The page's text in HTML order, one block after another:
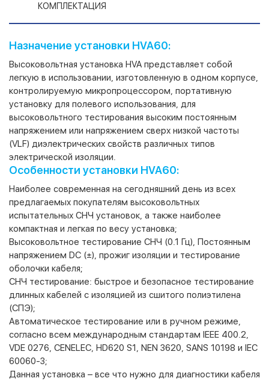
КОМПЛЕКТАЦИЯ
Назначение установки HVA60:
Высоковольтная установка HVA представляет собой
легкую в использовании, изготовленную в одном корпусе,
контролируемую микропроцессором, портативную
установку для полевого использования, для
высоковольтного тестирования высоким постоянным
напряжением или напряжением сверх низкой частоты
(VLF) диэлектрических свойств различных типов
электрической изоляции.
Особенности установки HVA60:
Наиболее современная на сегодняшний день из всех
предлагаемых покупателям высоковольтных
испытательных СНЧ установок, а также наиболее
компактная и легкая по весу установка;
Высоковольтное тестирование СНЧ (0.1 Гц), Постоянным
напряжением DC (±), прожиг изоляции и тестирование
оболочки кабеля;
СНЧ тестирование: быстрое и безопасное тестирование
длинных кабелей с изоляцией из сшитого полиэтилена
(СПЭ);
Автоматическое тестирование или в ручном режиме,
согласно всем международным стандартам IEEE 400.2,
VDE 0276, CENELEC, HD620 S1, NEN 3620, SANS 10198 и IEC
60060-3;
Данная установка – все что нужно для диагностики кабеля